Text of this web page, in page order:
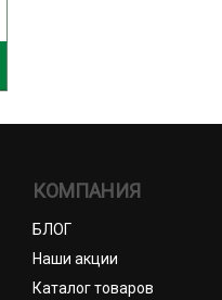
КОМПАНИЯ
БЛОГ
Наши акции
Каталог товаров